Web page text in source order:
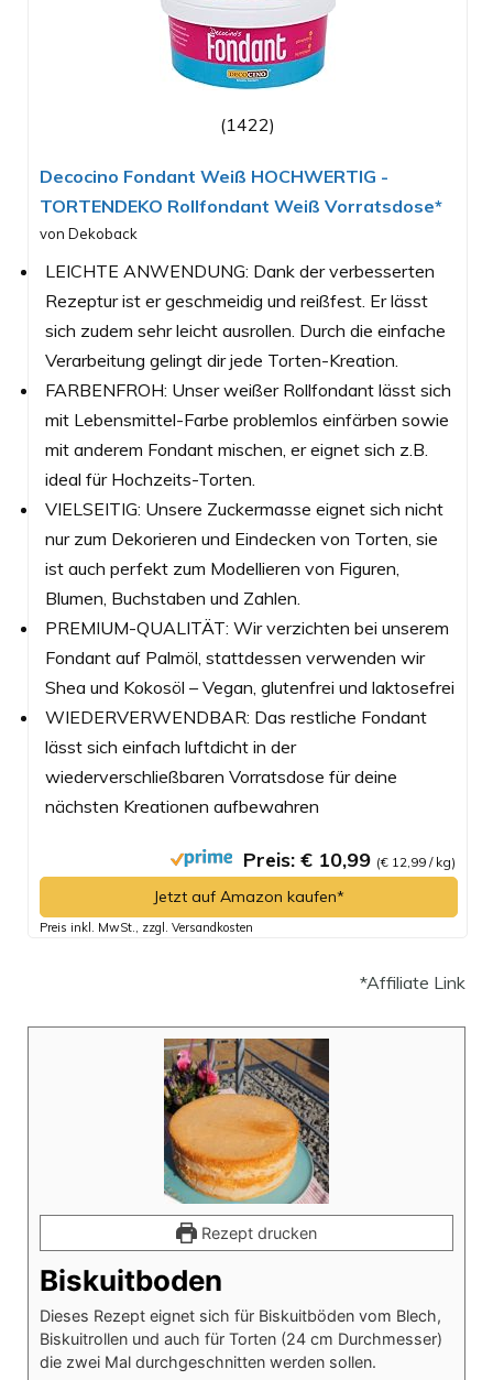
(1422)
Decocino Fondant Weiß HOCHWERTIG -
TORTENDEKO Rollfondant Weiß Vorratsdose*
von Dekoback
LEICHTE ANWENDUNG: Dank der verbesserten
Rezeptur ist er geschmeidig und reißfest. Er lässt
sich zudem sehr leicht ausrollen. Durch die einfache
Verarbeitung gelingt dir jede Torten-Kreation.
FARBENFROH: Unser weißer Rollfondant lässt sich
mit Lebensmittel-Farbe problemlos einfärben sowie
mit anderem Fondant mischen, er eignet sich z.B.
ideal für Hochzeits-Torten.
VIELSEITIG: Unsere Zuckermasse eignet sich nicht
nur zum Dekorieren und Eindecken von Torten, sie
ist auch perfekt zum Modellieren von Figuren,
Blumen, Buchstaben und Zahlen.
PREMIUM-QUALITÄT: Wir verzichten bei unserem
Fondant auf Palmöl, stattdessen verwenden wir
Shea und Kokosöl – Vegan, glutenfrei und laktosefrei
WIEDERVERWENDBAR: Das restliche Fondant
lässt sich einfach luftdicht in der
wiederverschließbaren Vorratsdose für deine
nächsten Kreationen aufbewahren
Preis: € 10,99 (€ 12,99 / kg)
Jetzt auf Amazon kaufen*
Preis inkl. MwSt., zzgl. Versandkosten
*Affiliate Link
Rezept drucken
Biskuitboden
Dieses Rezept eignet sich für Biskuitböden vom Blech,
Biskuitrollen und auch für Torten (24 cm Durchmesser)
die zwei Mal durchgeschnitten werden sollen.